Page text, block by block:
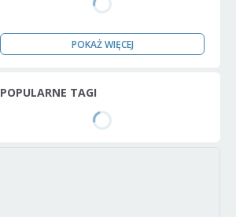
POKAŻ WIĘCEJ
POPULARNE TAGI